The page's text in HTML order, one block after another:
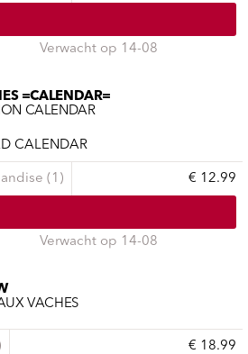
Verwacht op 14-08
=CALENDAR=
CALENDAR
CALENDAR
(1) € 12.99
Verwacht op 14-08
VACHES
€ 18.99